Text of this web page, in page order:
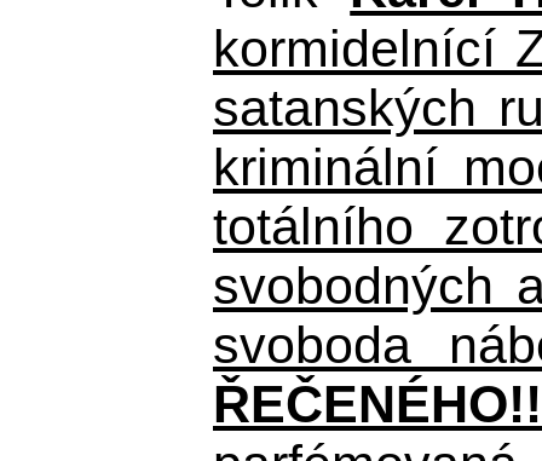
kormidelnící
satanských
kriminální
totálního
svobodných
svoboda